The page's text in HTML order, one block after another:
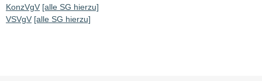
KonzVgV [alle SG hierzu]
VSVgV [alle SG hierzu]